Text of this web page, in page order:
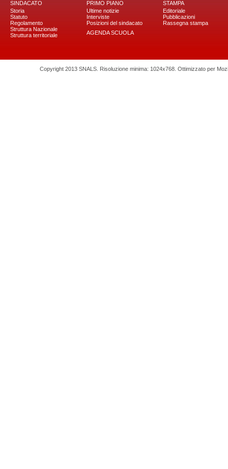
SINDACATO
Storia
Statuto
Regolamento
Struttura Nazionale
Struttura territoriale
PRIMO PIANO
Ultime notizie
Interviste
Posizioni del sindacato
AGENDA SCUOLA
STAMPA
Editoriale
Pubblicazioni
Rassegna stampa
Copyright 2013 SNALS. Risoluzione minima: 1024x768. Ottimizzato per